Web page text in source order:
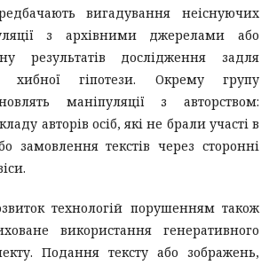
вигадування неіснуючих
з архівними джерелами або
результатів дослідження задля
хибної гіпотези. Окрему групу
маніпуляції з авторством:
авторів осіб, які не брали участі в
замовлення текстів через сторонні
технологій порушенням також
використання генеративного
Подання тексту або зображень,